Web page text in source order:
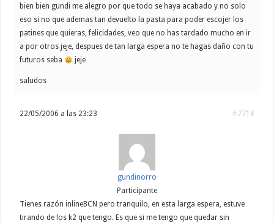
bien bien gundi me alegro por que todo se haya acabado y no solo
eso si no que ademas tan devuelto la pasta para poder escojer los
patines que quieras, felicidades, veo que no has tardado mucho en ir
a por otros jeje, despues de tan larga espera no te hagas daño con tu
futuros seba
jeje
saludos
22/05/2006 a las 23:23 #7718
gundinorro
Participante
Tienes razón inlineBCN pero tranquilo, en esta larga espera, estuve
tirando de los k2 que tengo. Es que si me tengo que quedar sin